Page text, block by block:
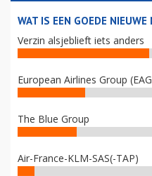
WAT IS EEN GOEDE
Verzin alsjeblieft iets anders
European Airlines Group
The Blue Group
Air-France-KLM-SAS(-TAP)